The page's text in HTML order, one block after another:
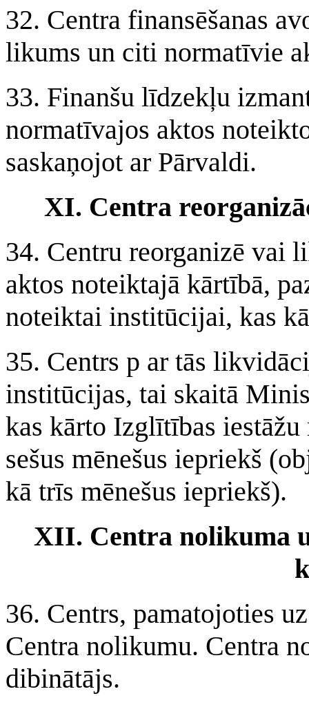
32. Centra finansēšanas
likums un citi normatīvie
33. Finanšu līdzekļu
normatīvajos aktos
saskaņojot ar Pārvaldi.
XI. Centra
34. Centru reorganizē vai
aktos noteiktajā kārtībā,
noteiktai institūcijai, kas
35. Centrs p ar tās
institūcijas, tai skaitā
kas kārto Izglītības
sešus mēnešus iepriekš
kā trīs mēnešus iepriekš).
XII. Centra nolikuma
36. Centrs, pamatojoties
Centra nolikumu. Centra
dibinātājs.